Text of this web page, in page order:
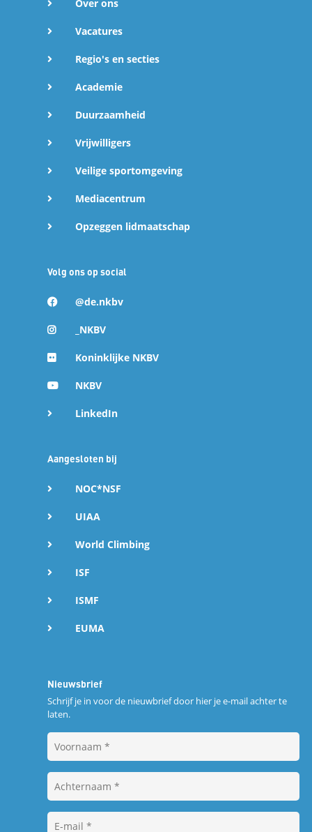
Over ons
Vacatures
Regio's en secties
Academie
Duurzaamheid
Vrijwilligers
Veilige sportomgeving
Mediacentrum
Opzeggen lidmaatschap
Volg ons op social
@de.nkbv
_NKBV
Koninklijke NKBV
NKBV
LinkedIn
Aangesloten bij
NOC*NSF
UIAA
World Climbing
ISF
ISMF
EUMA
Nieuwsbrief
Schrijf je in voor de nieuwbrief door hier je e-mail achter te
laten.